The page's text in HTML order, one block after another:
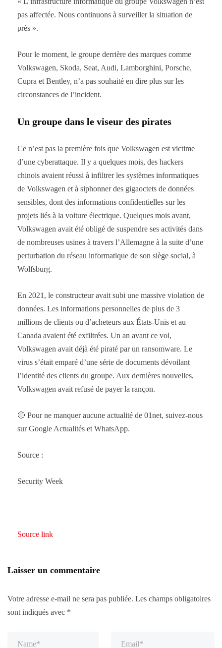
pas affectée. Nous continuons à surveiller la situation de
près ».
Pour le moment, le groupe derrière des marques comme
Volkswagen, Skoda, Seat, Audi, Lamborghini, Porsche,
Cupra et Bentley, n’a pas souhaité en dire plus sur les
circonstances de l’incident.
Un groupe dans le viseur des pirates
Ce n’est pas la première fois que Volkswagen est victime
d’une cyberattaque. Il y a quelques mois, des hackers
chinois avaient réussi à infiltrer les systèmes informatiques
de Volkswagen et à siphonner des gigaoctets de données
sensibles, dont des informations confidentielles sur les
projets liés à la voiture électrique. Quelques mois avant,
Volkswagen avait été obligé de suspendre ses activités dans
de nombreuses usines à travers l’Allemagne à la suite d’une
perturbation du réseau informatique de son siège social, à
Wolfsburg.
En 2021, le constructeur avait subi une massive violation de
données. Les informations personnelles de plus de 3
millions de clients ou d’acheteurs aux États-Unis et au
Canada avaient été exfiltrées. Un an avant ce vol,
Volkswagen avait déjà été piraté par un ransomware. Le
virus s’était emparé d’une série de documents dévoilant
l’identité des clients du groupe. Aux dernières nouvelles,
Volkswagen avait refusé de payer la rançon.
🔴 Pour ne manquer aucune actualité de 01net, suivez-nous
sur Google Actualités et WhatsApp.
Source :
Security Week
Source link
Laisser un commentaire
Votre adresse e-mail ne sera pas publiée. Les champs obligatoires
sont indiqués avec *